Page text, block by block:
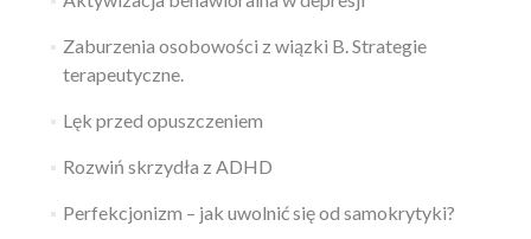
Zaburzenia osobowości z wiązki B. Strategie
terapeutyczne.
Lęk przed opuszczeniem
Rozwiń skrzydła z ADHD
Perfekcjonizm – jak uwolnić się od samokrytyki?